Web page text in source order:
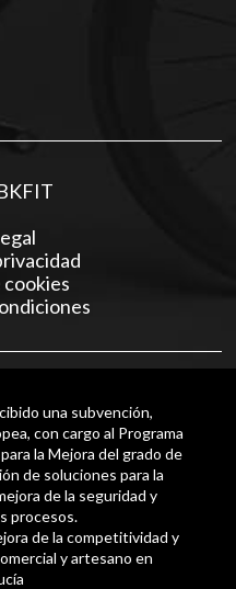
cookies
una subvención,
con cargo al Programa
la Mejora del grado de
de soluciones para la
de la seguridad y
procesos.
de la competitividad y
y artesano en